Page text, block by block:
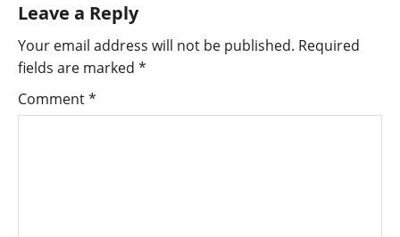
Leave a Reply
Your email address will not be published. Required
fields are marked *
Comment*